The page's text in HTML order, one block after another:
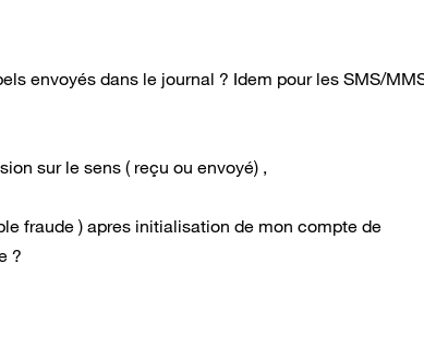
envoyés dans le journal ? Idem pour les SMS/
sur le sens ( reçu ou envoyé) ,
fraude ) apres initialisation de mon compte de
?